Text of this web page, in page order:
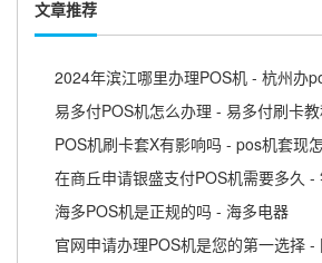
文章推荐
2024年滨江哪里办理POS机 - 杭州办
易多付POS机怎么办理 - 易多付刷卡
POS机刷卡套X有影响吗 - pos机套现
海多POS机是正规的吗 - 海多电器
官网申请办理POS机是您的第一选择 -